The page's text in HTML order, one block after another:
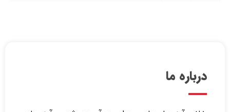
درباره ما